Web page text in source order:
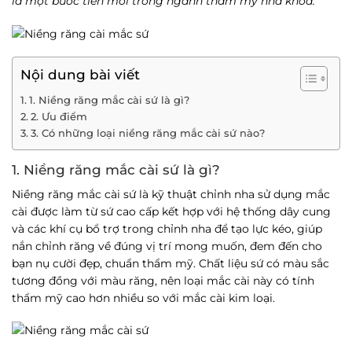
Nội dung bài viết
1. Niềng răng mắc cài sứ là gì?
2. Ưu điểm
3. Có những loại niềng răng mắc cài sứ nào?
1. Niềng răng mắc cài sứ là gì?
Niềng răng mắc cài sứ là kỹ thuật chỉnh nha sử dụng mắc
cài được làm từ sứ cao cấp kết hợp với hệ thống dây cung
và các khí cụ bổ trợ trong chỉnh nha để tạo lực kéo, giúp
nắn chỉnh răng về đúng vị trí mong muốn, đem đến cho
bạn nụ cười đẹp, chuẩn thẩm mỹ. Chất liệu sứ có màu sắc
tương đồng với màu răng, nên loại mắc cài này có tính
thẩm mỹ cao hơn nhiều so với mắc cài kim loại.